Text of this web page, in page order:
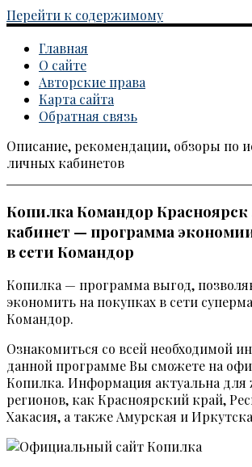
Перейти к содержимому
Главная
О сайте
Авторские права
Карта сайта
Обратная связь
Каталог личных кабинетов
Описание, рекомендации, обзоры по
личных кабинетов
Копилка Командор
кабинет — программа
в сети Командор
Копилка — программа выгод,
экономить на покупках в сети
Командор.
Ознакомиться со всей необходимой
данной программе Вы сможете на
Копилка. Информация актуальна для
регионов, как Красноярский край,
Хакасия, а также Амурская и